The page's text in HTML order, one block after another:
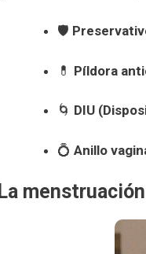
🛡️
💊 Píldora
🌀 DIU
💍 Anillo
La